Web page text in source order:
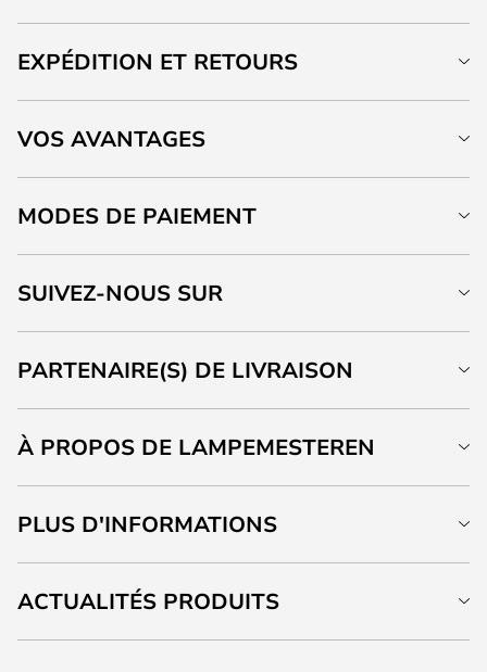
EXPÉDITION ET RETOURS
VOS AVANTAGES
MODES DE PAIEMENT
SUIVEZ-NOUS SUR
PARTENAIRE(S) DE LIVRAISON
À PROPOS DE LAMPEMESTEREN
PLUS D'INFORMATIONS
ACTUALITÉS PRODUITS